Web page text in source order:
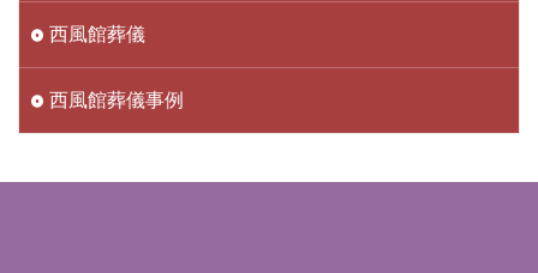
西風館葬儀
西風館葬儀事例